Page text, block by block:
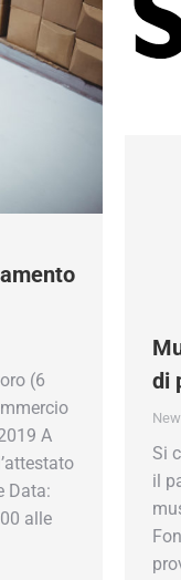
(6
A
alle
di
News
Si
il